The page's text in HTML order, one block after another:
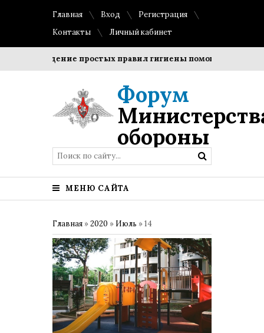
Главная Вход
Регистрация
Контакты
Личный кабинет
Соблюдение простых правил гигиены помогает
Форум
обороны
МЕНЮ САЙТА
Главная »2020 » Июль »14